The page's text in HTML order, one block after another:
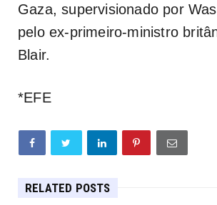
Gaza, supervisionado por
pelo ex-primeiro-ministro
Blair.
*EFE
RELATED POSTS